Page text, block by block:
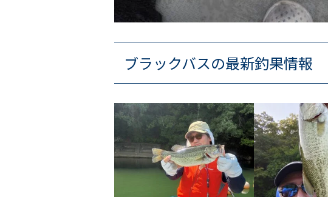
ブラックバスの最新釣果情報